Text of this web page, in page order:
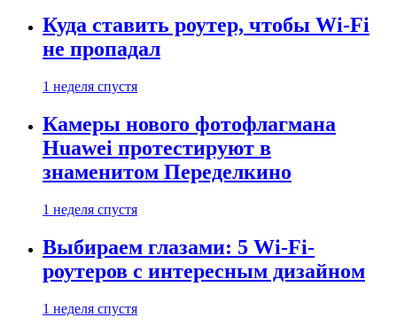
Куда ставить роутер, чтобы Wi-Fi
не пропадал
1 неделя спустя
Камеры нового фотофлагмана
Huawei протестируют в
знаменитом Переделкино
1 неделя спустя
Выбираем глазами: 5 Wi-Fi-
роутеров с интересным дизайном
1 неделя спустя